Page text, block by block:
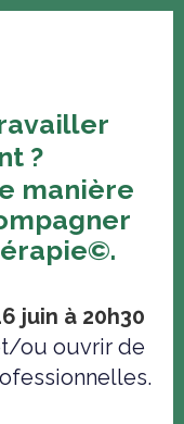
?
manière
juin à 20h30
ou ouvrir de
.